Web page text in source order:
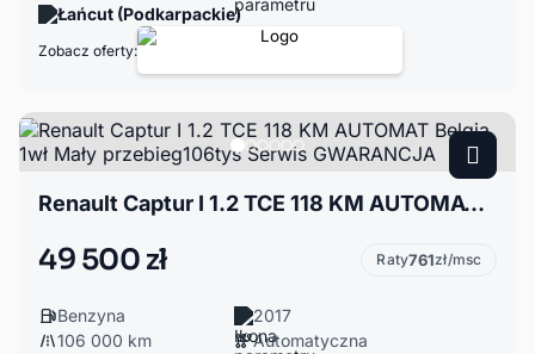
Łańcut (Podkarpackie)
Zobacz oferty:
Renault Captur I 1.2 TCE 118 KM AUTOMAT Belgia 1wł Mały przebieg106tyś Serwis GWARANCJA
49 500 zł Raty761zł/msc
Benzyna
2017
106 000 km
Automatyczna